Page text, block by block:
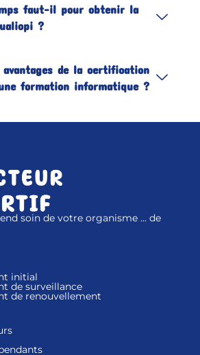
faut-il pour obtenir la
?
de la certification
formation informatique ?
soin de votre organisme ... de
initial
de surveillance
de renouvellement